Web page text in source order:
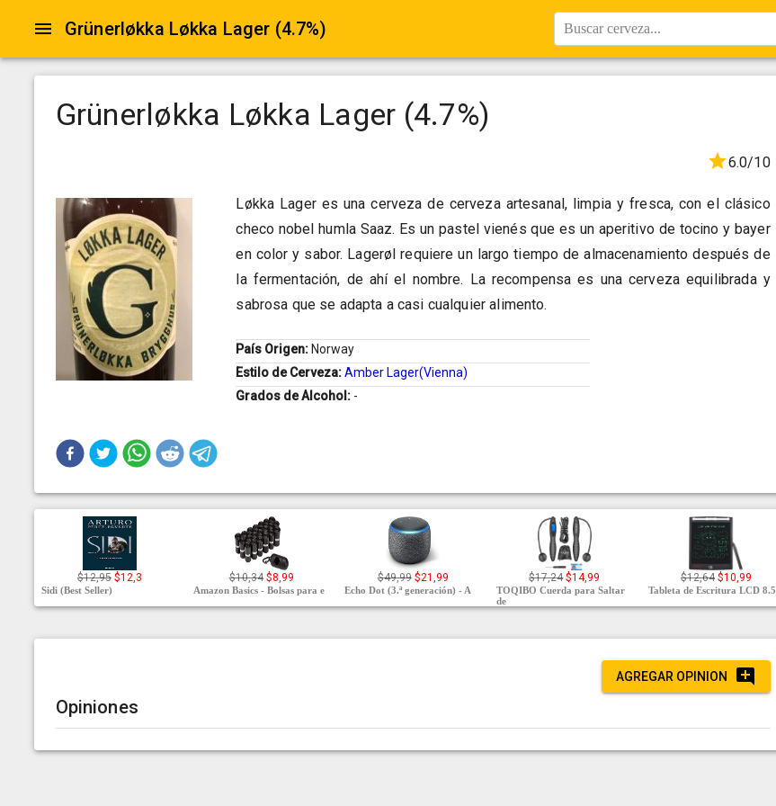
Grünerløkka Løkka Lager (4.7%) Buscar cerveza...
Grünerløkka Løkka Lager (4.7%)
6.0/10
Løkka Lager es una cerveza de cerveza artesanal, limpia y fresca, con el clásico
checo nobel humla Saaz. Es un pastel vienés que es un aperitivo de tocino y bayer
en color y sabor. Lagerøl requiere un largo tiempo de almacenamiento después de
la fermentación, de ahí el nombre. La recompensa es una cerveza equilibrada y
sabrosa que se adapta a casi cualquier alimento.
País Origen: Norway
Estilo de Cerveza:Amber Lager(Vienna)
Grados de Alcohol: -
$12,95 $12,3
Sidi (Best Seller)
$10,34 $8,99
Amazon Basics - Bolsas para e
$49,99 $21,99
Echo Dot (3.ª generación) - A
$17,24 $14,99
TOQIBO Cuerda para Saltar
de
$12,64 $10,99
Tableta de Escritura LCD 8.5
AGREGAR OPINION
Opiniones